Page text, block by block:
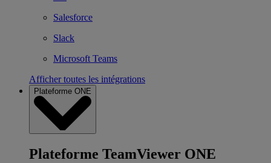
Salesforce
Slack
Microsoft Teams
Afficher toutes les intégrations
Plateforme ONE
Plateforme TeamViewer ONE